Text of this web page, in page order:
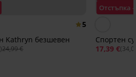
5
Kathryn безшевен
24,99 €
Отстъпка -
Спортен
17,39 €